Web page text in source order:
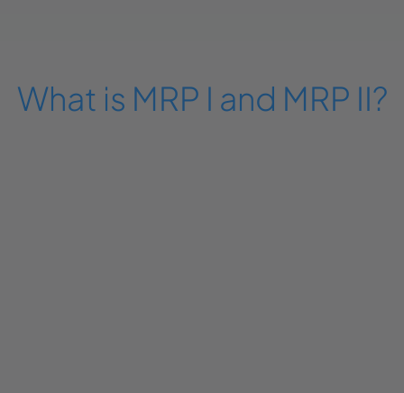
What is MRP I and MRP II?